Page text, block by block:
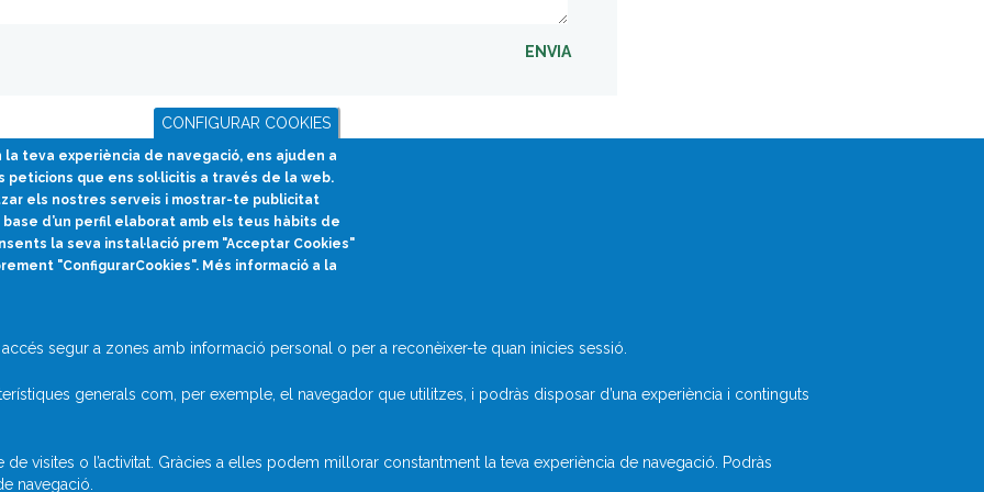
ENVIA
(+34) 934 120 030
Avís legal
Inicia sessió
CONFIGURAR COOKIES
teva experiència de navegació, ens ajuden a
que ens sol·licitis a través de la web.
els nostres serveis i mostrar-te publicitat
d’un perfil elaborat amb els teus hàbits de
la seva instal·lació prem "Acceptar Cookies"
"ConfigurarCookies". Més informació a la
segur a zones amb informació personal o per a reconèixer-te quan inicies sessió.
generals com, per exemple, el navegador que utilitzes, i podràs disposar d’una experiència i continguts
visites o l’activitat. Gràcies a elles podem millorar constantment la teva experiència de navegació. Podràs
navegació.